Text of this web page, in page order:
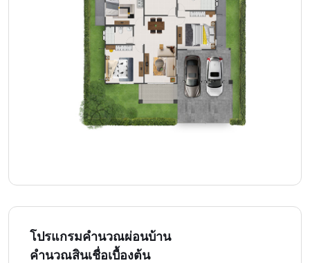
โปรแกรมคำนวณผ่อนบ้าน
คำนวณสินเชื่อเบื้องต้น